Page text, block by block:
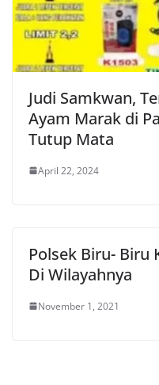
Judi Samkwan,
Ayam Marak di
Tutup Mata
April 22, 2024
Polsek Biru- Biru
Di Wilayahnya
November 1, 2021